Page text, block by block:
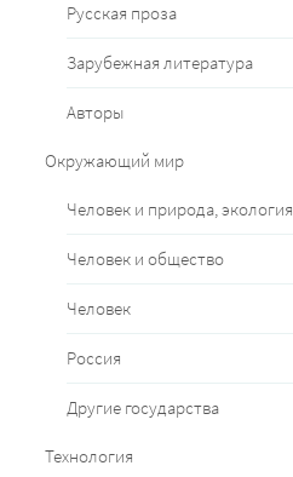
Русская проза
Зарубежная литература
Авторы
Окружающий мир
Человек и природа, экология
Человек и общество
Человек
Россия
Другие государства
Технология